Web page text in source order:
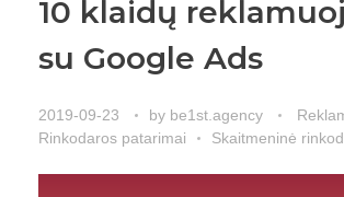
10 klaidų
su Google Ads
2019-09-23 by be1st.agency
Rinkodaros patarimai
Skaitmeninė